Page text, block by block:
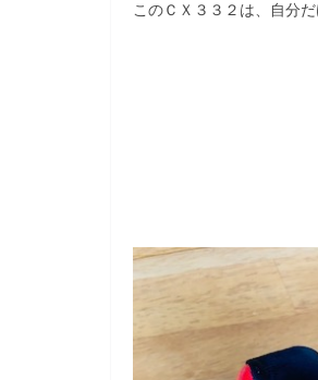
このＣＸ３３２は、自分